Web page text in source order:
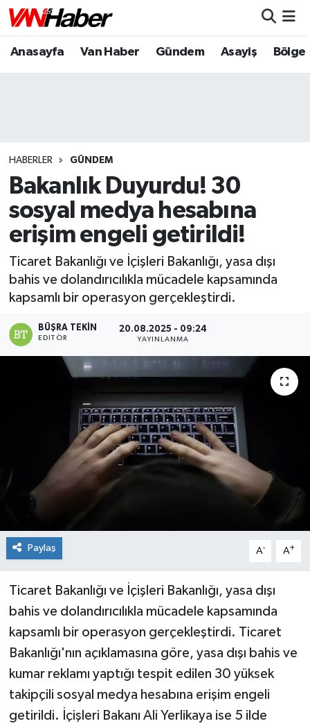
Anasayfa Van Haber Gündem Asayiş Bölge
HABERLER GÜNDEM
Bakanlık Duyurdu! 30
sosyal medya hesabına
erişim engeli getirildi!
Ticaret Bakanlığı ve İçişleri Bakanlığı, yasa dışı
bahis ve dolandırıcılıkla mücadele kapsamında
kapsamlı bir operasyon gerçekleştirdi.
BÜŞRA TEKIN
EDITÖR
20.08.2025 - 09:24
YAYINLANMA
Paylaş A- A+
Ticaret Bakanlığı ve İçişleri Bakanlığı, yasa dışı
bahis ve dolandırıcılıkla mücadele kapsamında
kapsamlı bir operasyon gerçekleştirdi. Ticaret
Bakanlığı'nın açıklamasına göre, yasa dışı bahis ve
kumar reklamı yaptığı tespit edilen 30 yüksek
takipçili sosyal medya hesabına erişim engeli
getirildi. İçişleri Bakanı Ali Yerlikaya ise 5 ilde
Nöbetçi Eczaneler
Puan Durumu ve Fikstür
Tüm Manşetler
Son Dakika Haberleri
Haber Arşivi